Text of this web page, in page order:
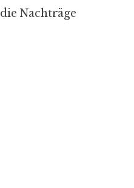
Nachträge